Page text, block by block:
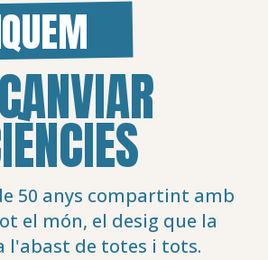
50 anys compartint amb
el món, el desig que la
l'abast de totes i tots.